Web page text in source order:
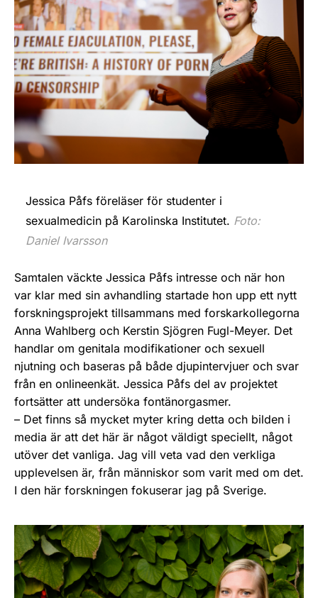
Jessica Påfs föreläser för studenter i
sexualmedicin på Karolinska Institutet. Foto:
Daniel Ivarsson
Samtalen väckte Jessica Påfs intresse och när hon
var klar med sin avhandling startade hon upp ett nytt
forskningsprojekt tillsammans med forskarkollegorna
Anna Wahlberg och Kerstin Sjögren Fugl-Meyer. Det
handlar om genitala modifikationer och sexuell
njutning och baseras på både djupintervjuer och svar
från en onlineenkät. Jessica Påfs del av projektet
fortsätter att undersöka fontänorgasmer.
– Det finns så mycket myter kring detta och bilden i
media är att det här är något väldigt speciellt, något
utöver det vanliga. Jag vill veta vad den verkliga
upplevelsen är, från människor som varit med om det.
I den här forskningen fokuserar jag på Sverige.